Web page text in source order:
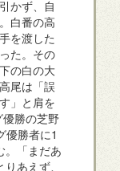
かず、自
白番の高
を渡した
た。その
の白の大
尾は「誤
」と肩を
勝の芝野
優勝者に1
。「まだあ
あえず、